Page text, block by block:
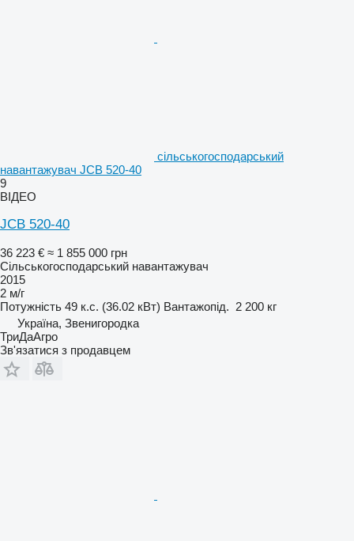
сільськогосподарський
навантажувач JCB 520-40
9
ВІДЕО
JCB 520-40
36 223 € ≈ 1 855 000 грн
Сільськогосподарський навантажувач
2015
2 м/г
Потужність 49 к.с. (36.02 кВт) Вантажопід. 2 200 кг
Україна, Звенигородка
ТриДаАгро
Зв'язатися з продавцем